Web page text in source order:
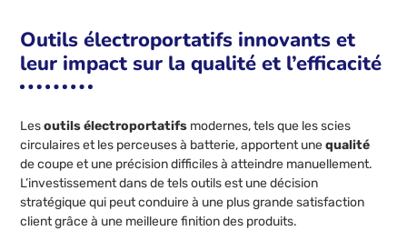
Outils électroportatifs innovants et
leur impact sur la qualité et l’efficacité
Lesoutils électroportatifs modernes, tels que les scies
circulaires et les perceuses à batterie, apportent unequalité
de coupe et une précision difficiles à atteindre manuellement.
L’investissement dans de tels outils est une décision
stratégique qui peut conduire à une plus grande satisfaction
client grâce à une meilleure finition des produits.